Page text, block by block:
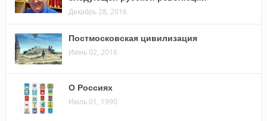
Декабрь 28, 2016
Постмосковская цивилизация
Июнь 02, 2016
О Россиях
Июль 01, 1990